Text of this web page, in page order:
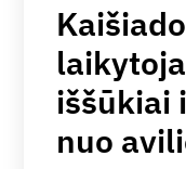
iššūkiai
nuo